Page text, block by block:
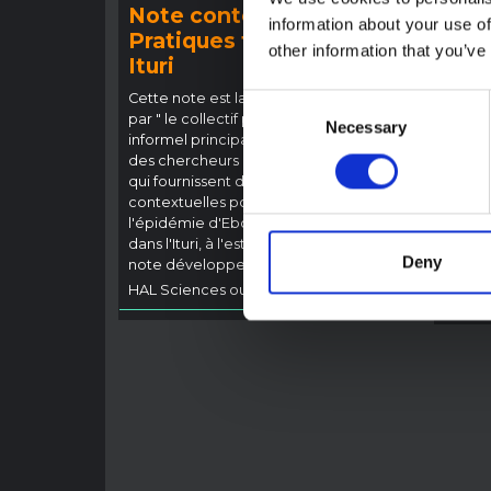
information about your use
other information that
Consent
Selection
Necessary
Deny
Note contextuelle :
Pratiques funéraires en
Ituri
Cette note est la deuxième produite
par " le collectif pour l'Ituri ", un réseau
informel principalement animé par
des chercheurs en sciences sociales
qui fournissent des informations
contextuelles pour la réponse à
l'épidémie d'Ebola à Bundibugyo
dans l'Ituri, à l'est de la RDC. Cette
note développe les…
HAL Sciences ouvertes
2026
HAL